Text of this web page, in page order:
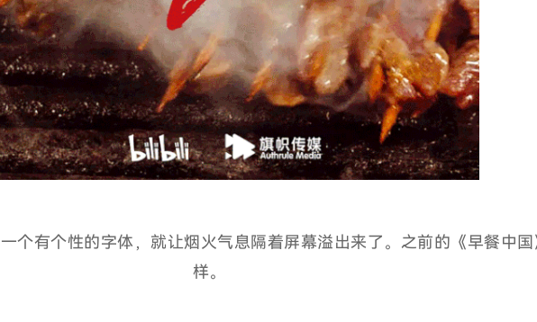
个有个性的字体，就让烟火气息隔着屏幕溢出来了。之前的《早餐中
样。